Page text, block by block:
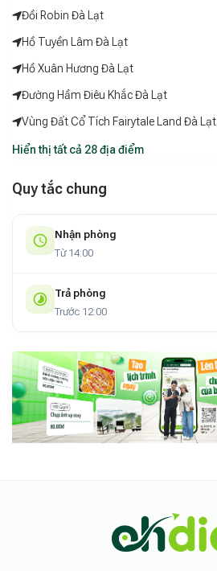
Đồi Robin Đà Lạt
Hồ Tuyền Lâm Đà Lạt
Hồ Xuân Hương Đà Lạt
Đường Hầm Điêu Khắc Đà Lạt
Vùng Đất Cổ Tích Fairytale Land Đà Lạt
Hiển thị tất cả 28 địa điểm
Quy tắc chung
Nhận phòng
Từ 14:00
Trả phòng
Trước 12:00